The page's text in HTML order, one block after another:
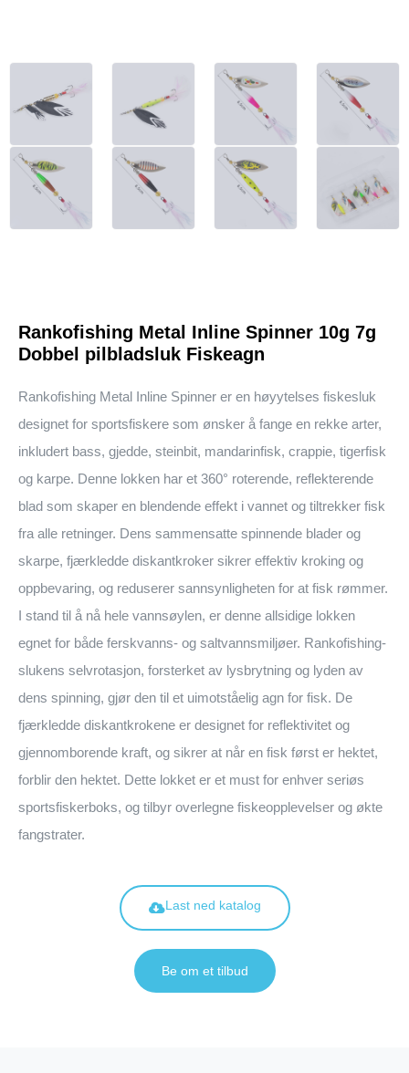
Rankofishing Metal Inline Spinner 10g 7g
Dobbel pilbladsluk Fiskeagn
Rankofishing Metal Inline Spinner er en høyytelses fiskesluk
designet for sportsfiskere som ønsker å fange en rekke arter,
inkludert bass, gjedde, steinbit, mandarinfisk, crappie, tigerfisk
og karpe. Denne lokken har et 360° roterende, reflekterende
blad som skaper en blendende effekt i vannet og tiltrekker fisk
fra alle retninger. Dens sammensatte spinnende blader og
skarpe, fjærkledde diskantkroker sikrer effektiv kroking og
oppbevaring, og reduserer sannsynligheten for at fisk rømmer.
I stand til å nå hele vannsøylen, er denne allsidige lokken
egnet for både ferskvanns- og saltvannsmiljøer. Rankofishing-
slukens selvrotasjon, forsterket av lysbrytning og lyden av
dens spinning, gjør den til et uimotståelig agn for fisk. De
fjærkledde diskantkrokene er designet for reflektivitet og
gjennomborende kraft, og sikrer at når en fisk først er hektet,
forblir den hektet. Dette lokket er et must for enhver seriøs
sportsfiskerboks, og tilbyr overlegne fiskeopplevelser og økte
fangstrater.
Last ned katalog
Be om et tilbud